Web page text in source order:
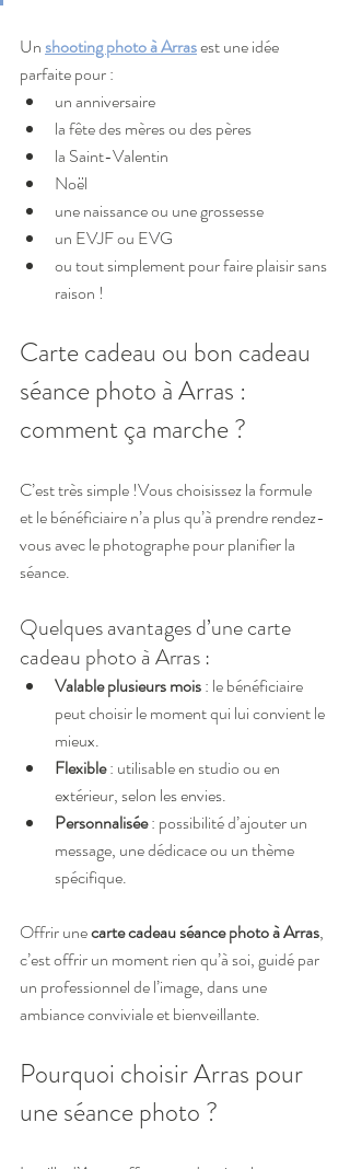
Un shooting photo à Arras est une idée
parfaite pour :
un anniversaire
la fête des mères ou des pères
la Saint-Valentin
Noël
une naissance ou une grossesse
un EVJF ou EVG
ou tout simplement pour faire plaisir sans
raison !
Carte cadeau ou bon cadeau
séance photo à Arras :
comment ça marche ?
C’est très simple !Vous choisissez la formule
et le bénéficiaire n’a plus qu’à prendre rendez-
vous avec le photographe pour planifier la
séance.
Quelques avantages d’une carte
cadeau photo à Arras :
Valable plusieurs mois : le bénéficiaire
peut choisir le moment qui lui convient le
mieux.
Flexible : utilisable en studio ou en
extérieur, selon les envies.
Personnalisée : possibilité d’ajouter un
message, une dédicace ou un thème
spécifique.
Offrir une carte cadeau séance photo à Arras,
c’est offrir un moment rien qu’à soi, guidé par
un professionnel de l’image, dans une
ambiance conviviale et bienveillante.
Pourquoi choisir Arras pour
une séance photo ?